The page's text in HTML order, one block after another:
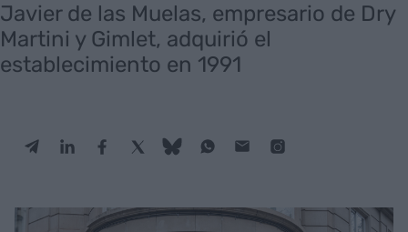
Javier de las Muelas, empresario de Dry
Martini y Gimlet, adquirió el
establecimiento en 1991